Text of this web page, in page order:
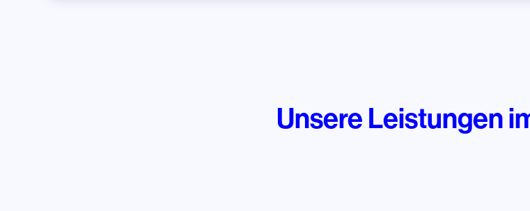
Unsere Leistungen